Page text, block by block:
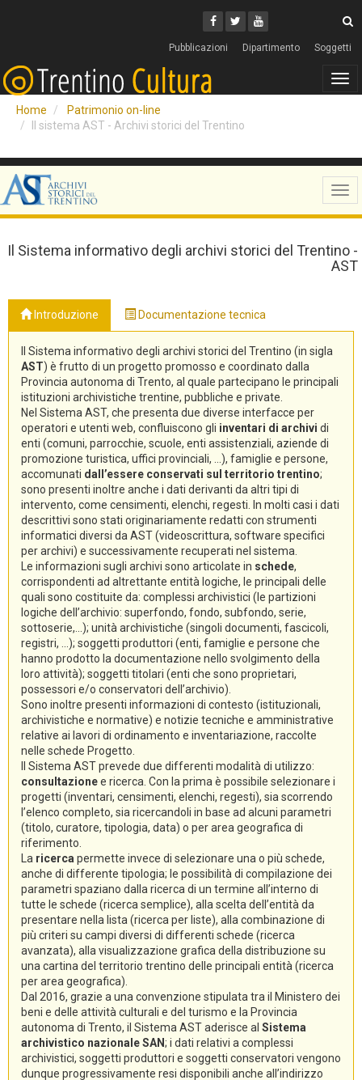
Facebook
Twitter
Youtube
Pubblicazioni Dipartimento Soggetti
Home
Patrimonio on-line
Il sistema AST - Archivi storici del Trentino
Il Sistema informativo degli archivi storici del Trentino -
AST
Introduzione Documentazione tecnica
Il Sistema informativo degli archivi storici del Trentino (in sigla
AST) è frutto di un progetto promosso e coordinato dalla
Provincia autonoma di Trento, al quale partecipano le principali
istituzioni archivistiche trentine, pubbliche e private.
Nel Sistema AST, che presenta due diverse interfacce per
operatori e utenti web, confluiscono gli inventari di archivi di
enti (comuni, parrocchie, scuole, enti assistenziali, aziende di
promozione turistica, uffici provinciali, ...), famiglie e persone,
accomunati dall’essere conservati sul territorio trentino;
sono presenti inoltre anche i dati derivanti da altri tipi di
intervento, come censimenti, elenchi, regesti. In molti casi i dati
descrittivi sono stati originariamente redatti con strumenti
informatici diversi da AST (videoscrittura, software specifici
per archivi) e successivamente recuperati nel sistema.
Le informazioni sugli archivi sono articolate in schede,
corrispondenti ad altrettante entità logiche, le principali delle
quali sono costituite da: complessi archivistici (le partizioni
logiche dell’archivio: superfondo, fondo, subfondo, serie,
sottoserie,...); unità archivistiche (singoli documenti, fascicoli,
registri, ...); soggetti produttori (enti, famiglie e persone che
hanno prodotto la documentazione nello svolgimento della
loro attività); soggetti titolari (enti che sono proprietari,
possessori e/o conservatori dell’archivio).
Sono inoltre presenti informazioni di contesto (istituzionali,
archivistiche e normative) e notizie tecniche e amministrative
relative ai lavori di ordinamento e inventariazione, raccolte
nelle schede Progetto.
Il Sistema AST prevede due differenti modalità di utilizzo:
consultazionee ricerca. Con la prima è possibile selezionare i
progetti (inventari, censimenti, elenchi, regesti), sia scorrendo
l’elenco completo, sia ricercandoli in base ad alcuni parametri
(titolo, curatore, tipologia, data) o per area geografica di
riferimento.
La ricerca permette invece di selezionare una o più schede,
anche di differente tipologia; le possibilità di compilazione dei
parametri spaziano dalla ricerca di un termine all’interno di
tutte le schede (ricerca semplice), alla scelta dell’entità da
presentare nella lista (ricerca per liste), alla combinazione di
più criteri su campi diversi di differenti schede (ricerca
avanzata), alla visualizzazione grafica della distribuzione su
una cartina del territorio trentino delle principali entità (ricerca
per area geografica).
Dal 2016, grazie a una convenzione stipulata tra il Ministero dei
beni e delle attività culturali e del turismo e la Provincia
autonoma di Trento, il Sistema AST aderisce al Sistema
archivistico nazionale SAN; i dati relativi a complessi
archivistici, soggetti produttori e soggetti conservatori vengono
dunque progressivamente resi disponibili anche all’indirizzo